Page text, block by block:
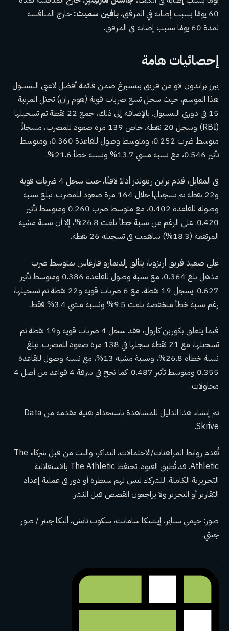
60 يومًا بسبب إصابة في المرفق،
بافين سميث: خارج المنافسة
لمدة 60 يومًا بسبب إصابة في المرفق.
إحصائيات هامة
يبرز براندون لاو من فريق بيتسبرغ ضمن قائمة أفضل لاعبي البيسبول
هذا الموسم، حيث سجل تسع ضربات قوية (هوم ران) تحتل المرتبة
15 في دوري البيسبول. بالإضافة إلى ذلك، جمع 22 نقطة تم تسجيلها
(RBI) وسجل 20 نقطة. خاض 139 مرة صعود للمضرب، مسجلاً
متوسط ضرب 0.252، ومتوسط وصول للقاعدة 0.360، ومتوسط
تأثير 0.546، مع نسبة مشي 13.7% ونسبة خطأ 21.6%.
في المقابل، قدم براين رينولدز أداءً لافتًا، حيث سجل 4 ضربات قوية
و22 نقطة تم تسجيلها خلال 164 مرة صعود للمضرب. تبلغ نسبة
وصوله للقاعدة 0.402، مع متوسط ضرب 0.260 ومتوسط تأثير
0.420. على الرغم من نسبة خطأ بلغت 26.8%، إلا أن نسبة مشيه
المرتفعة (18.3%) ساهمت في تسجيله 26 نقطة.
على صعيد فريق أريزونا، يتألق إلديمارو فارغاس بمتوسط ضرب
مذهل بلغ 0.364، مع نسبة وصول للقاعدة 0.386 ومتوسط تأثير
0.627. يسجل 19 نقطة، مع 6 ضربات قوية و22 نقطة تم تسجيلها،
رغم نسبة خطأ منخفضة بلغت 9.5% ونسبة مشي 3.4% فقط.
فيما يتعلق بكوربن كارول، فقد سجل 4 ضربات قوية و19 نقطة تم
تسجيلها، مع 21 نقطة سجلها في 138 مرة صعود للمضرب. تبلغ
نسبة خطأه 26.8%، ونسبة مشيه 13%، مع نسبة وصول للقاعدة
0.355 ومتوسط تأثير 0.487. كما نجح في سرقة 4 قواعد من أصل 4
محاولات.
تم إنشاء هذا الدليل للمشاهدة باستخدام تقنية مقدمة من Data
Skrive.
تُقدم روابط المراهنات/الاحتمالات، التذاكر، والبث من قبل شركاء The
Athletic. قد تُطبق القيود. تحتفظ The Athletic بالاستقلالية
التحريرية الكاملة. للشركاء ليس لهم سيطرة أو دور في عملية إعداد
التقارير أو التحرير ولا يراجعون القصص قبل النشر.
صور: جيمي سباير، إيشيكا سامانت، سكوت تاتش، أليكا جينر / صور
جيتي.